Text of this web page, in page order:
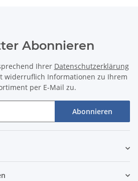
Abonnieren
Ihrer Datenschutzerklärung
widerruflich Informationen zu Ihrem
per E-Mail zu.
Abonnieren